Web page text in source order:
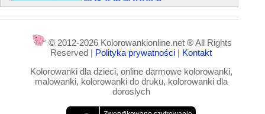
Kolorowane: 6,545x
© 2012-2026 Kolorowankionline.net ® All Rights
Reserved | Polityka prywatności | Kontakt
Kolorowanki dla dzieci, online darmowe kolorowanki,
malowanki, kolorowanki do druku, kolorowanki dla
doroslych